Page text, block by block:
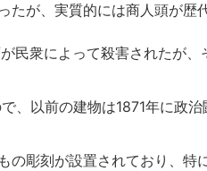
たが、実質的には商人頭が歴
民衆によって殺害されたが、
、以前の建物は1871年に政治
の彫刻が設置されており、特